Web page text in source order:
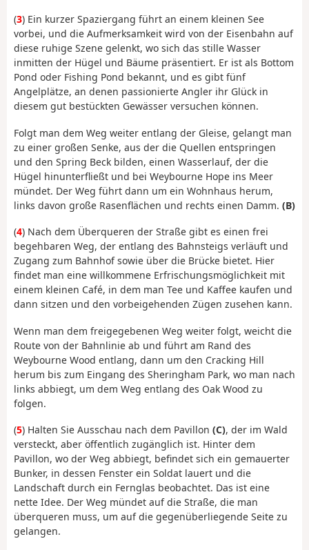
(3) Ein kurzer Spaziergang führt an einem kleinen See
vorbei, und die Aufmerksamkeit wird von der Eisenbahn auf
diese ruhige Szene gelenkt, wo sich das stille Wasser
inmitten der Hügel und Bäume präsentiert. Er ist als Bottom
Pond oder Fishing Pond bekannt, und es gibt fünf
Angelplätze, an denen passionierte Angler ihr Glück in
diesem gut bestückten Gewässer versuchen können.
Folgt man dem Weg weiter entlang der Gleise, gelangt man
zu einer großen Senke, aus der die Quellen entspringen
und den Spring Beck bilden, einen Wasserlauf, der die
Hügel hinunterfließt und bei Weybourne Hope ins Meer
mündet. Der Weg führt dann um ein Wohnhaus herum,
links davon große Rasenflächen und rechts einen Damm. (B)
(4) Nach dem Überqueren der Straße gibt es einen frei
begehbaren Weg, der entlang des Bahnsteigs verläuft und
Zugang zum Bahnhof sowie über die Brücke bietet. Hier
findet man eine willkommene Erfrischungsmöglichkeit mit
einem kleinen Café, in dem man Tee und Kaffee kaufen und
dann sitzen und den vorbeigehenden Zügen zusehen kann.
Wenn man dem freigegebenen Weg weiter folgt, weicht die
Route von der Bahnlinie ab und führt am Rand des
Weybourne Wood entlang, dann um den Cracking Hill
herum bis zum Eingang des Sheringham Park, wo man nach
links abbiegt, um dem Weg entlang des Oak Wood zu
folgen.
(5) Halten Sie Ausschau nach dem Pavillon (C), der im Wald
versteckt, aber öffentlich zugänglich ist. Hinter dem
Pavillon, wo der Weg abbiegt, befindet sich ein gemauerter
Bunker, in dessen Fenster ein Soldat lauert und die
Landschaft durch ein Fernglas beobachtet. Das ist eine
nette Idee. Der Weg mündet auf die Straße, die man
überqueren muss, um auf die gegenüberliegende Seite zu
gelangen.